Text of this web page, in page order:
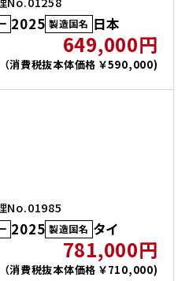
2025 製造国名 日本
649,000円
（消費税抜本体価格 ￥590,000)
No.01985
2025 製造国名 タイ
781,000円
（消費税抜本体価格 ￥710,000)